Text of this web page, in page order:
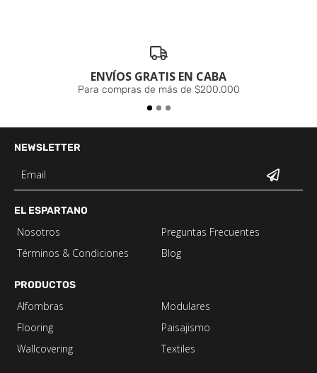
ENVÍOS GRATIS EN CABA
Para compras de más de $200.000
NEWSLETTER
EL ESPARTANO
Nosotros
Preguntas Frecuentes
Términos & Condiciones
Blog
PRODUCTOS
Alfombras
Modulares
Flooring
Paisajismo
Wallcovering
Textiles